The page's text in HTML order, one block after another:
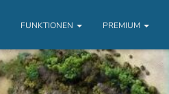
FUNKTIONEN PREMIUM